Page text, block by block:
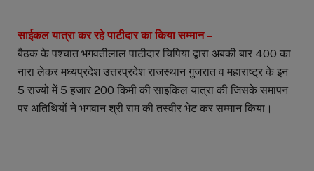
साईकल यात्रा कर रहे पाटीदार का किया सम्मान –
बैठक के पश्चात भगवतीलाल पाटीदार चिपिया द्वारा अबकी बार 400 का
नारा लेकर मध्यप्रदेश उत्तरप्रदेश राजस्थान गुजरात व महाराष्ट्र के इन
5 राज्यो में 5 हजार 200 किमी की साइकिल यात्रा की जिसके समापन
पर अतिथियों ने भगवान श्री राम की तस्वीर भेट कर सम्मान किया।